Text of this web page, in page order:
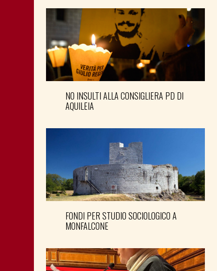
NO INSULTI ALLA CONSIGLIERA PD DI
AQUILEIA
FONDI PER STUDIO SOCIOLOGICO A
MONFALCONE